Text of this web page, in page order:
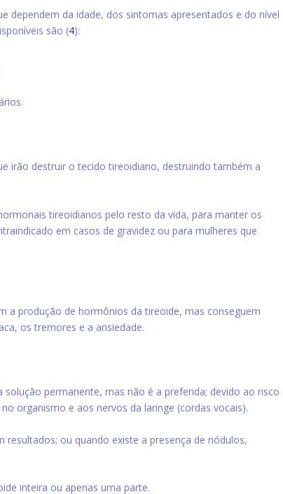
dependem da idade, dos sintomas apresentados e do nível
são (4):
irão destruir o tecido tireoidiano, destruindo também a
tireoidianos pelo resto da vida, para manter os
em casos de gravidez ou para mulheres que
a produção de hormônios da tireoide, mas conseguem
os tremores e a ansiedade.
solução permanente, mas não é a preferida; devido ao risco
organismo e aos nervos da laringe (cordas vocais).
ou quando existe a presença de nódulos,
inteira ou apenas uma parte.